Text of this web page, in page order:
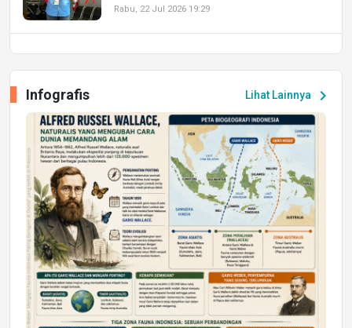
Rabu, 22 Jul 2026 19:29
Peluang Kerja dan Magang
Jumat, 17 Jul 2026 22:30
DAERAH
Astra Motor Kalimantan Timur 2 Dukung
Mahasiswa Samarinda dalam Astra
Honda SDGs Future Leaders 2026
Jumat, 10 Jul 2026 19:01
Lihat Lainnya chevron_right
Infografis